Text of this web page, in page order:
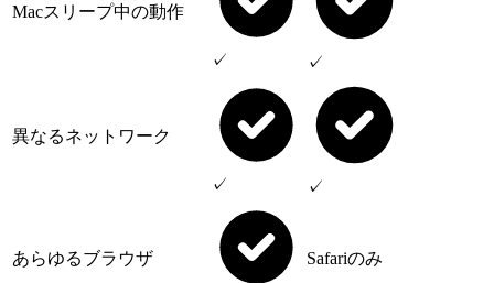
Macスリープ中の動作
✓ ✓
異なるネットワーク
✓ ✓
あらゆるブラウザ Safariのみ